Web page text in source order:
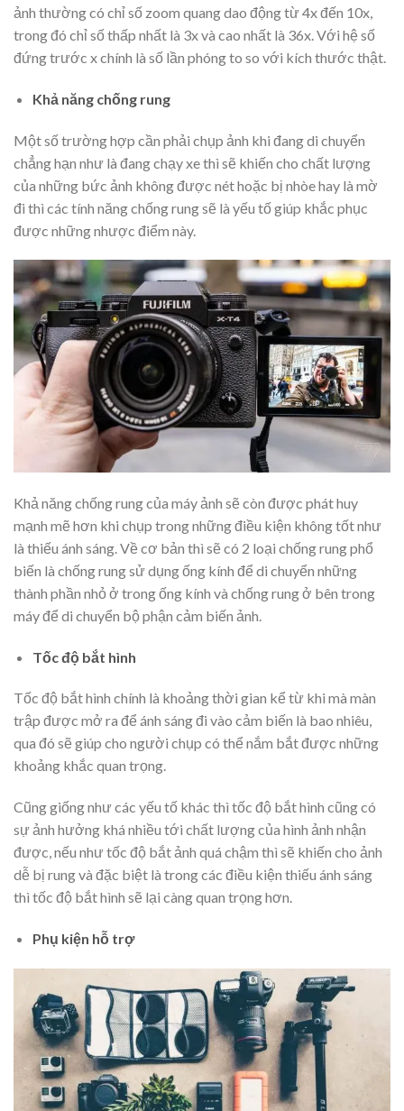
ảnh thường có chỉ số zoom quang dao động từ 4x đến 10x,
trong đó chỉ số thấp nhất là 3x và cao nhất là 36x. Với hệ số
đứng trước x chính là số lần phóng to so với kích thước thật.
Khả năng chống rung
Một số trường hợp cần phải chụp ảnh khi đang di chuyển
chẳng hạn như là đang chạy xe thì sẽ khiến cho chất lượng
của những bức ảnh không được nét hoặc bị nhòe hay là mờ
đi thì các tính năng chống rung sẽ là yếu tố giúp khắc phục
được những nhược điểm này.
Khả năng chống rung của máy ảnh sẽ còn được phát huy
mạnh mẽ hơn khi chụp trong những điều kiện không tốt như
là thiếu ánh sáng. Về cơ bản thì sẽ có 2 loại chống rung phổ
biến là chống rung sử dụng ống kính để di chuyển những
thành phần nhỏ ở trong ống kính và chống rung ở bên trong
máy để di chuyển bộ phận cảm biến ảnh.
Tốc độ bắt hình
Tốc độ bắt hình chính là khoảng thời gian kể từ khi mà màn
trập được mở ra để ánh sáng đi vào cảm biến là bao nhiêu,
qua đó sẽ giúp cho người chụp có thể nắm bắt được những
khoảng khắc quan trọng.
Cũng giống như các yếu tố khác thì tốc độ bắt hình cũng có
sự ảnh hưởng khá nhiều tới chất lượng của hình ảnh nhận
được, nếu như tốc độ bắt ảnh quá chậm thì sẽ khiến cho ảnh
dễ bị rung và đặc biệt là trong các điều kiện thiếu ánh sáng
thì tốc độ bắt hình sẽ lại càng quan trọng hơn.
Phụ kiện hỗ trợ